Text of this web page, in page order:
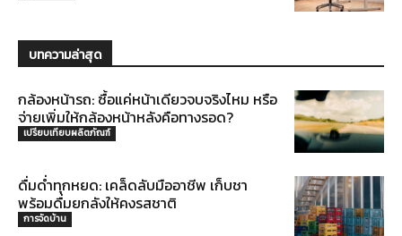
บทความล่าสุด
กล้องหน้ารถ: ซื้อแค่หน้าเดียวจบจริงไหม หรือ
จ่ายเพิ่มให้กล้องหน้าหลังคือทางรอด?
เปรียบเทียบผลิตภัณฑ์
ดื่มด่ำทุกหยด: เคล็ดลับมืออาชีพ เก็บชา
พร้อมดื่มยกลังให้คงรสชาติ
การจัดบ้าน